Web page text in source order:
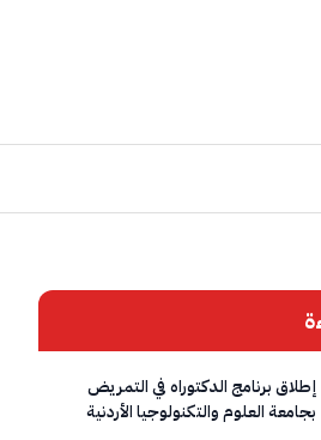
إطلاق برنامج الدكتوراه في التمريض
بجامعة العلوم والتكنولوجيا الأردنية